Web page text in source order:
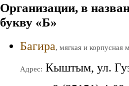
Организации, в
букву «Б»
Багира, мягкая и корпусная
Адрес: Кыштым, ул.